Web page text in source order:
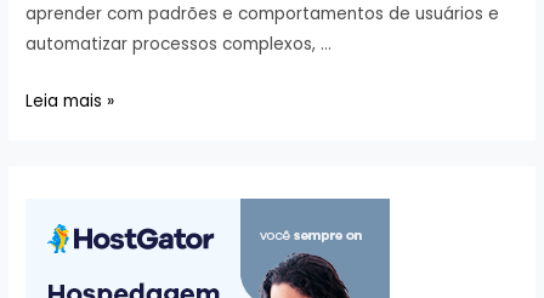
aprender com padrões e comportamentos de usuários e
automatizar processos complexos, …
Como
inteligência
artificial
está
Leia mais »